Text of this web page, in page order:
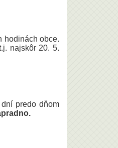
hodinách obce.
najskôr 20. 5.
predo dňom